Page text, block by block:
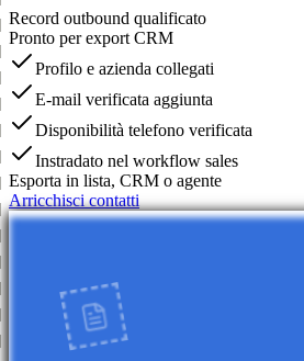
Record outbound qualificato
Pronto per export CRM
Profilo e azienda collegati
E-mail verificata aggiunta
Disponibilità telefono verificata
Instradato nel workflow sales
Esporta in lista, CRM o agente
Arricchisci contatti